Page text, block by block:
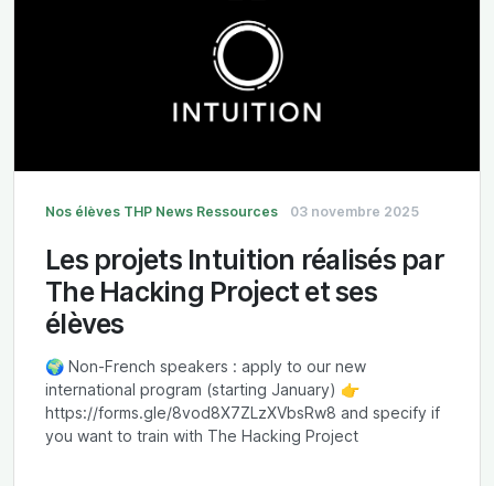
Nos élèves THP News Ressources 03 novembre 2025
Les projets Intuition réalisés par
The Hacking Project et ses
élèves
🌍 Non-French speakers : apply to our new
international program (starting January) 👉
https://forms.gle/8vod8X7ZLzXVbsRw8 and specify if
you want to train with The Hacking Project